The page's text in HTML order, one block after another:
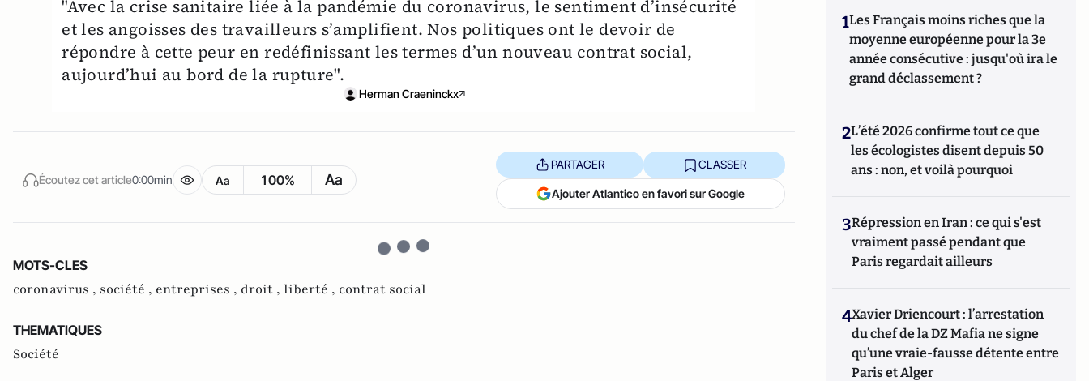
"Avec la crise sanitaire liée à la pandémie du coronavirus, le sentiment d’insécurité
et les angoisses des travailleurs s’amplifient. Nos politiques ont le devoir de
répondre à cette peur en redéfinissant les termes d’un nouveau contrat social,
aujourd’hui au bord de la rupture".
Herman Craeninckx
Écoutez cet article0:00min Aa 100% Aa
PARTAGER CLASSER
Ajouter Atlantico en favori sur Google
MOTS-CLES
coronavirus , société , entreprises , droit , liberté , contrat social
THEMATIQUES
Société
1Les Français moins riches que la
moyenne européenne pour la 3e
année consécutive : jusqu'où ira le
grand déclassement ?
2L’été 2026 confirme tout ce que
les écologistes disent depuis 50
ans : non, et voilà pourquoi
3Répression en Iran : ce qui s'est
vraiment passé pendant que
Paris regardait ailleurs
4Xavier Driencourt : l’arrestation
du chef de la DZ Mafia ne signe
qu’une vraie-fausse détente entre
Paris et Alger